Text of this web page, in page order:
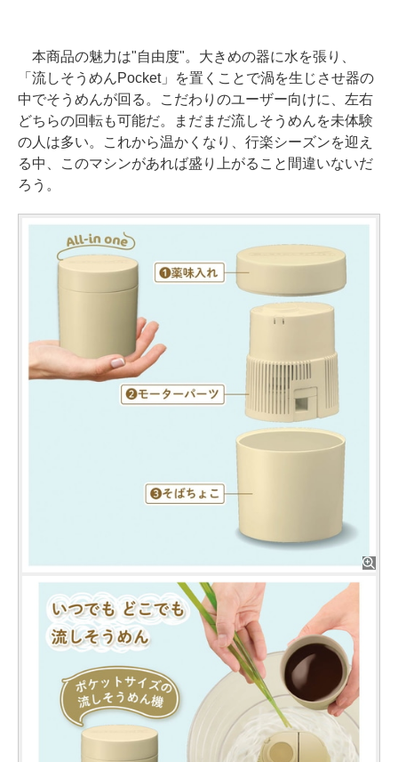
本商品の魅力は"自由度"。大きめの器に水を張り、
「流しそうめんPocket」を置くことで渦を生じさせ器の
中でそうめんが回る。こだわりのユーザー向けに、左右
どちらの回転も可能だ。まだまだ流しそうめんを未体験
の人は多い。これから温かくなり、行楽シーズンを迎え
る中、このマシンがあれば盛り上がること間違いないだ
ろう。